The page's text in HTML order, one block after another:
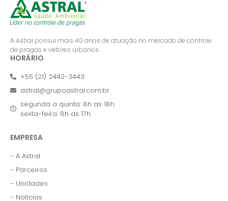
A Astral possui mais 40 anos de atuação no mercado de controle
de pragas e vetores urbanos.
HORÁRIO
+55 (21) 2442-3443
astral@grupoastral.com.br
segunda a quinta: 8h as 18h
sexta-feira: 8h as 17h
EMPRESA
- A Astral
- Parceiros
- Unidades
- Notícias